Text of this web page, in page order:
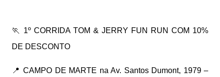
🏃 1º CORRIDA TOM & JERRY FUN RUN COM 10%
DE DESCONTO
📍 CAMPO DE MARTE na Av. Santos Dumont, 1979 –